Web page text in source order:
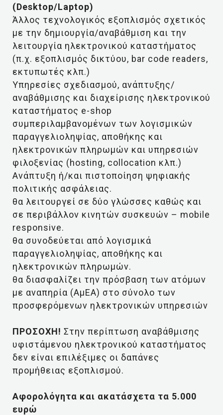
(Desktop/Laptop)
Άλλος τεχνολογικός εξοπλισμός σχετικός
με την δημιουργία/αναβάθμιση και την
λειτουργία ηλεκτρονικού καταστήματος
(π.χ. εξοπλισμός δικτύου, bar code readers,
εκτυπωτές κλπ.)
Υπηρεσίες σχεδιασμού, ανάπτυξης/
αναβάθμισης και διαχείρισης ηλεκτρονικού
καταστήματος e-shop
συμπεριλαμβανομένων των λογισμικών
παραγγελιοληψίας, αποθήκης και
ηλεκτρονικών πληρωμών και υπηρεσιών
φιλοξενίας (hosting, collocation κλπ.)
Ανάπτυξη ή/και πιστοποίηση ψηφιακής
πολιτικής ασφάλειας.
θα λειτουργεί σε δύο γλώσσες καθώς και
σε περιβάλλον κινητών συσκευών – mobile
responsive.
θα συνοδεύεται από λογισμικά
παραγγελιοληψίας, αποθήκης και
ηλεκτρονικών πληρωμών.
θα διασφαλίζει την πρόσβαση των ατόμων
με αναπηρία (ΑμΕΑ) στο σύνολο των
προσφερόμενων ηλεκτρονικών υπηρεσιών
ΠΡΟΣΟΧΗ! Στην περίπτωση αναβάθμισης
υφιστάμενου ηλεκτρονικού καταστήματος
δεν είναι επιλέξιμες οι δαπάνες
προμήθειας εξοπλισμού.
Αφορολόγητα και ακατάσχετα τα 5.000
ευρώ